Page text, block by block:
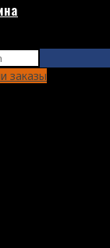
заказы